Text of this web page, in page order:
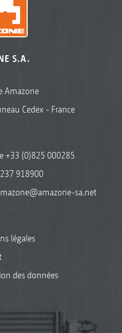
S.A.
Amazone
Cedex - France
+33 (0)825 000285
918900
sa.net
légales
des données